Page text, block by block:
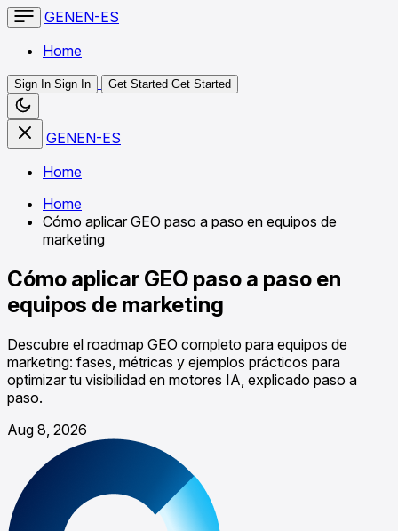
GENEN-ES
Home
Sign In Sign In Get Started Get Started
GENEN-ES
Home
Home
Cómo aplicar GEO paso a paso en equipos de
marketing
Cómo aplicar GEO paso a paso en
equipos de marketing
Descubre el roadmap GEO completo para equipos de
marketing: fases, métricas y ejemplos prácticos para
optimizar tu visibilidad en motores IA, explicado paso a
paso.
Aug 8, 2026